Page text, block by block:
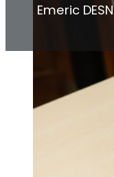
Emeric